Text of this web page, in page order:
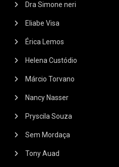
Dra Simone neri
Eliabe Visa
Érica Lemos
Helena Custódio
Márcio Torvano
Nancy Nasser
Pryscila Souza
Sem Mordaça
Tony Auad